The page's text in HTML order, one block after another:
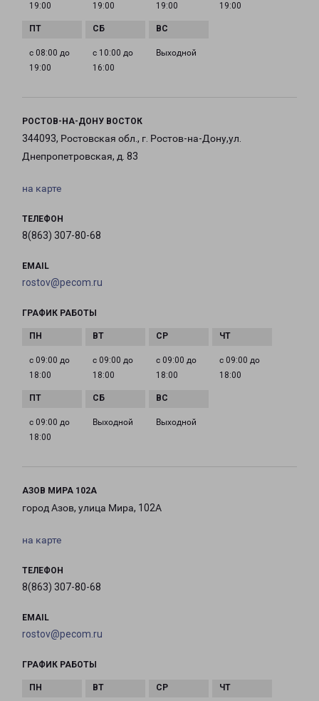
19:00 19:00 19:00 19:00
с 08:00 до
19:00
с 10:00 до
16:00
Выходной
РОСТОВ-НА-ДОНУ ВОСТОК
344093, Ростовская обл., г. Ростов-на-Дону,ул.
Днепропетровская, д. 83
на карте
ТЕЛЕФОН
8(863) 307-80-68
EMAIL
rostov@pecom.ru
ГРАФИК РАБОТЫ
с 09:00 до
18:00
с 09:00 до
18:00
с 09:00 до
18:00
с 09:00 до
18:00
с 09:00 до
18:00
Выходной Выходной
АЗОВ МИРА 102А
город Азов, улица Мира, 102А
на карте
ТЕЛЕФОН
8(863) 307-80-68
EMAIL
rostov@pecom.ru
ГРАФИК РАБОТЫ